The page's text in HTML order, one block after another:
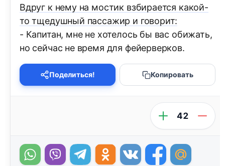
Вдруг к нему на мостик взбирается какой-
то тщедушный пассажир и говорит:
- Капитан, мне не хотелось бы вас обижать,
но сейчас не время для фейерверков.
Поделиться! Копировать
42